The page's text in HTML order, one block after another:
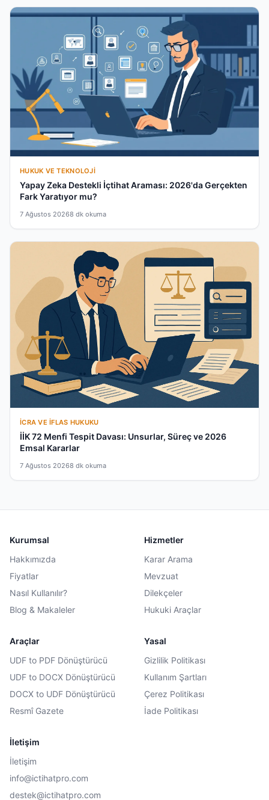
HUKUK VE TEKNOLOJI
Yapay Zeka Destekli İçtihat Araması: 2026'da Gerçekten
Fark Yaratıyor mu?
7 Ağustos 20268 dk okuma
İCRA VE İFLAS HUKUKU
İİK 72 Menfi Tespit Davası: Unsurlar, Süreç ve 2026
Emsal Kararlar
7 Ağustos 20268 dk okuma
Kurumsal
Hakkımızda
Fiyatlar
Nasıl Kullanılır?
Blog & Makaleler
Hizmetler
Karar Arama
Mevzuat
Dilekçeler
Hukuki Araçlar
Araçlar
UDF to PDF Dönüştürücü
UDF to DOCX Dönüştürücü
DOCX to UDF Dönüştürücü
Resmî Gazete
Yasal
Gizlilik Politikası
Kullanım Şartları
Çerez Politikası
İade Politikası
İletişim
İletişim
info@ictihatpro.com
destek@ictihatpro.com